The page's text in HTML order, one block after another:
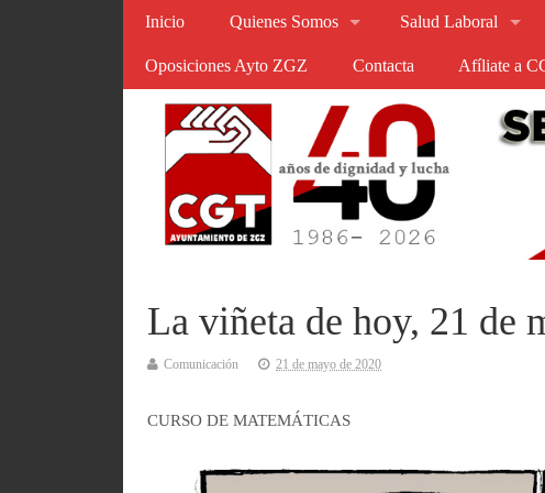
Inicio Quienes Somos Salud Laboral
Oposiciones Ayto ZGZ Contacta Afíliate a
La viñeta de hoy, 21 de
Comunicación 21 de mayo de 2020
CURSO DE MATEMÁTICAS